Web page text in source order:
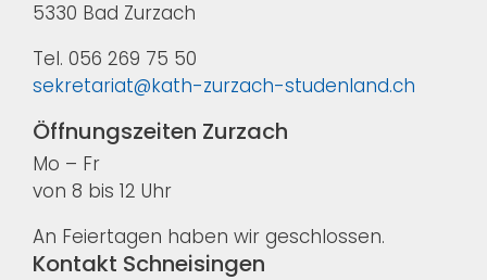
5330 Bad Zurzach
Tel. 056 269 75 50
sekretariat@kath-zurzach-studenland.ch
Öffnungszeiten Zurzach
Mo – Fr
von 8 bis 12 Uhr
An Feiertagen haben wir geschlossen.
Kontakt Schneisingen